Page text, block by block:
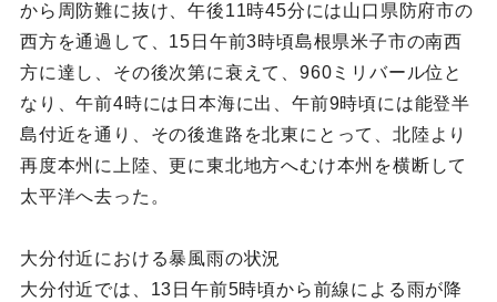
から周防難に抜け、午後11時45分には山口県防府市の
西方を通過して、15日午前3時頃島根県米子市の南西
方に達し、その後次第に衰えて、960ミリバール位と
なり、午前4時には日本海に出、午前9時頃には能登半
島付近を通り、その後進路を北東にとって、北陸より
再度本州に上陸、更に東北地方へむけ本州を横断して
太平洋へ去った。
大分付近における暴風雨の状況
大分付近では、13日午前5時頃から前線による雨が降